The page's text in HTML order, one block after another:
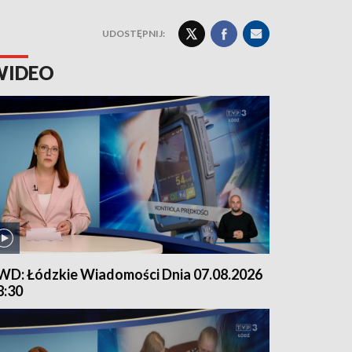
UDOSTĘPNIJ:
Łódzkie Wiadomości Dnia 07.08.2026